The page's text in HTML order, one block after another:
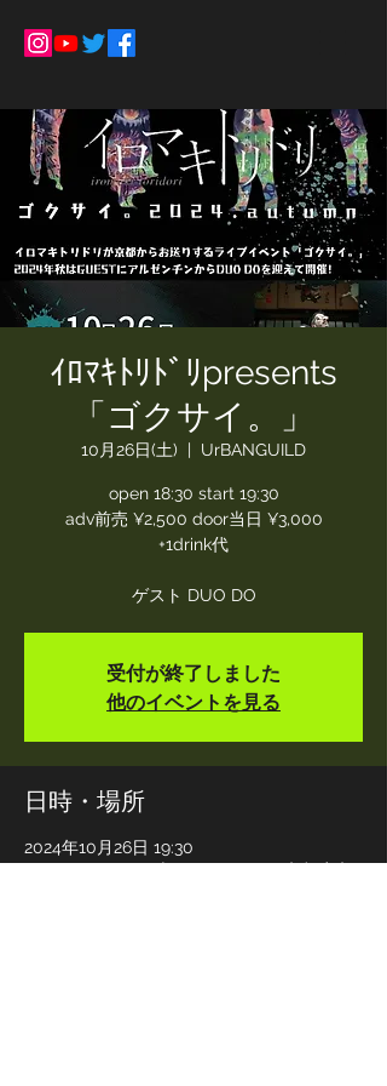
ｲﾛﾏｷﾄﾘﾄﾞﾘpresents
「ゴクサイ。」
10月26日(土)
  |
UrBANGUILD
open 18:30 start 19:30
adv前売 ¥2,500 door当日 ¥3,000
+1drink代
ゲスト DUO DO
受付が終了しました
他のイベントを見る
日時・場所
2024年10月26日 19:30